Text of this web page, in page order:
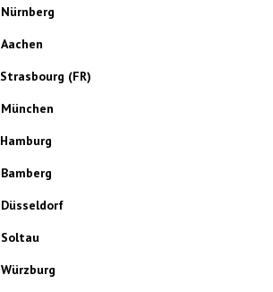
Nürnberg
Aachen
Strasbourg (FR)
München
Hamburg
Bamberg
Düsseldorf
Soltau
Würzburg